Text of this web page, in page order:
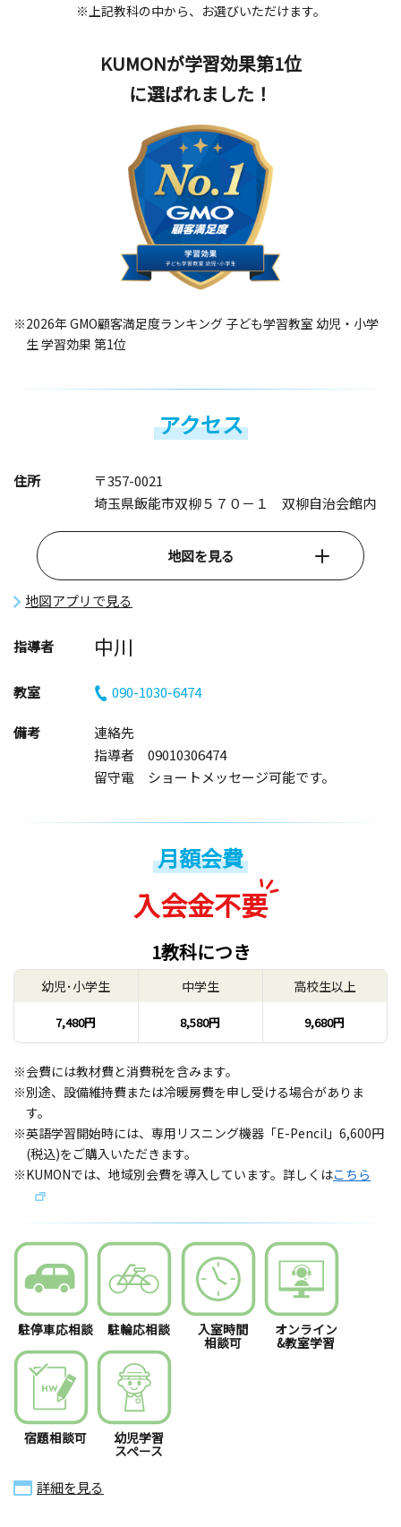
※上記教科の中から、お選びいただけます。
KUMONが学習効果第1位
に選ばれました！
※2026年 GMO顧客満足度ランキング 子ども学習教室 幼児・小学
生 学習効果 第1位
アクセス
住所
〒357-0021
埼玉県飯能市双柳５７０－１ 双柳自治会館内
地図を見る
地図アプリで見る
指導者 中川
教室 090-1030-6474
備考
連絡先
指導者 09010306474
留守電 ショートメッセージ可能です。
月額会費
入会金不要
1教科につき
幼児･小学生
7,480円
中学生
8,580円
高校生以上
9,680円
※会費には教材費と消費税を含みます。
※別途、設備維持費または冷暖房費を申し受ける場合がありま
す。
※英語学習開始時には、専用リスニング機器「E-Pencil」6,600円
(税込)をご購入いただきます。
※KUMONでは、地域別会費を導入しています。詳しくはこちら
駐停車応相談 駐輪応相談 入室時間
相談可
オンライン
&教室学習
宿題相談可 幼児学習
スペース
詳細を見る